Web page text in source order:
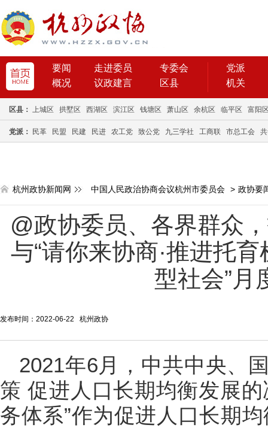
要闻 走进委员
专委会
概况
议政建言 区县
党派
机关
区县： 上城区 拱墅区 西湖区 滨江区 钱塘区 萧山区 余杭区 临平区 富阳
党派： 民革 民盟 民建 民进 农工党 致公党 九三学社 工商联 市总工会
杭州政协新闻网 中国人民政治协商会议杭州市委员会 > 政协要
@政协委员、各界群众
与“请你来协商·推进托
型社会”月
发布时间：2022-06-22 杭州政协
2021年6月，中共中央、
策 促进人口长期均衡发展
务体系”作为促进人口长期